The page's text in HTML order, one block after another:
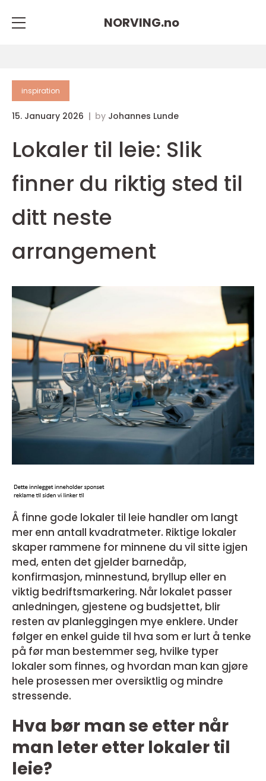
NORVING.no
inspiration
15. January 2026 by Johannes Lunde
Lokaler til leie: Slik
finner du riktig sted til
ditt neste
arrangement
Å finne gode lokaler til leie handler om langt
mer enn antall kvadratmeter. Riktige lokaler
skaper rammene for minnene du vil sitte igjen
med, enten det gjelder barnedåp,
konfirmasjon, minnestund, bryllup eller en
viktig bedriftsmarkering. Når lokalet passer
anledningen, gjestene og budsjettet, blir
resten av planleggingen mye enklere. Under
følger en enkel guide til hva som er lurt å tenke
på før man bestemmer seg, hvilke typer
lokaler som finnes, og hvordan man kan gjøre
hele prosessen mer oversiktlig og mindre
stressende.
Hva bør man se etter når
man leter etter lokaler til
leie?